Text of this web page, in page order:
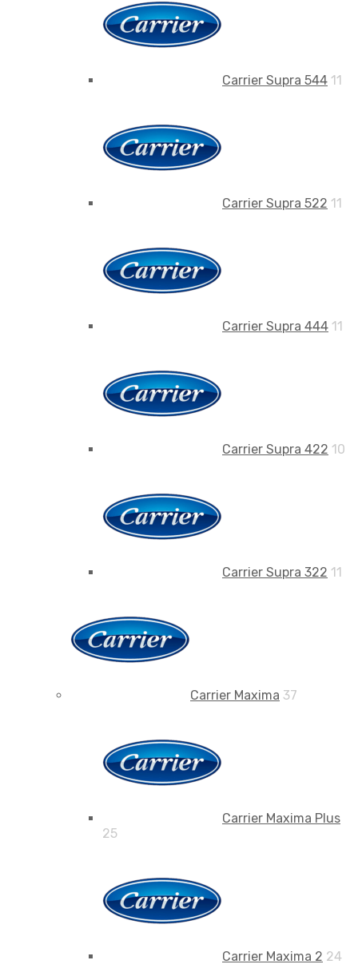
Carrier Supra 544 11
Carrier Supra 522 11
Carrier Supra 444 11
Carrier Supra 422 10
Carrier Supra 322 11
Carrier Maxima 37
Carrier Maxima Plus
25
Carrier Maxima 2 24